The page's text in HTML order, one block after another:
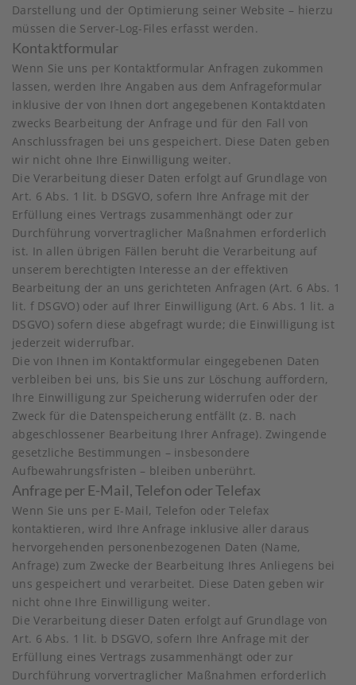
Darstellung und der Optimierung seiner Website – hierzu
müssen die Server-Log-Files erfasst werden.
Kontaktformular
Wenn Sie uns per Kontaktformular Anfragen zukommen
lassen, werden Ihre Angaben aus dem Anfrageformular
inklusive der von Ihnen dort angegebenen Kontaktdaten
zwecks Bearbeitung der Anfrage und für den Fall von
Anschlussfragen bei uns gespeichert. Diese Daten geben
wir nicht ohne Ihre Einwilligung weiter.
Die Verarbeitung dieser Daten erfolgt auf Grundlage von
Art. 6 Abs. 1 lit. b DSGVO, sofern Ihre Anfrage mit der
Erfüllung eines Vertrags zusammenhängt oder zur
Durchführung vorvertraglicher Maßnahmen erforderlich
ist. In allen übrigen Fällen beruht die Verarbeitung auf
unserem berechtigten Interesse an der effektiven
Bearbeitung der an uns gerichteten Anfragen (Art. 6 Abs. 1
lit. f DSGVO) oder auf Ihrer Einwilligung (Art. 6 Abs. 1 lit. a
DSGVO) sofern diese abgefragt wurde; die Einwilligung ist
jederzeit widerrufbar.
Die von Ihnen im Kontaktformular eingegebenen Daten
verbleiben bei uns, bis Sie uns zur Löschung auffordern,
Ihre Einwilligung zur Speicherung widerrufen oder der
Zweck für die Datenspeicherung entfällt (z. B. nach
abgeschlossener Bearbeitung Ihrer Anfrage). Zwingende
gesetzliche Bestimmungen – insbesondere
Aufbewahrungsfristen – bleiben unberührt.
Anfrage per E-Mail, Telefon oder Telefax
Wenn Sie uns per E-Mail, Telefon oder Telefax
kontaktieren, wird Ihre Anfrage inklusive aller daraus
hervorgehenden personenbezogenen Daten (Name,
Anfrage) zum Zwecke der Bearbeitung Ihres Anliegens bei
uns gespeichert und verarbeitet. Diese Daten geben wir
nicht ohne Ihre Einwilligung weiter.
Die Verarbeitung dieser Daten erfolgt auf Grundlage von
Art. 6 Abs. 1 lit. b DSGVO, sofern Ihre Anfrage mit der
Erfüllung eines Vertrags zusammenhängt oder zur
Durchführung vorvertraglicher Maßnahmen erforderlich